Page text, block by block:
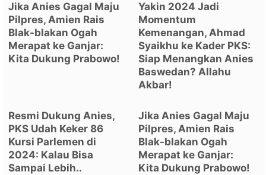
Jika Anies Gagal Maju
Pilpres, Amien Rais
Blak-blakan Ogah
Merapat ke Ganjar:
Kita Dukung Prabowo!
Yakin 2024 Jadi
Momentum
Kemenangan, Ahmad
Syaikhu ke Kader PKS:
Siap Menangkan Anies
Baswedan? Allahu
Akbar!
Resmi Dukung Anies,
PKS Udah Keker 86
Kursi Parlemen di
2024: Kalau Bisa
Sampai Lebih..
Jika Anies Gagal Maju
Pilpres, Amien Rais
Blak-blakan Ogah
Merapat ke Ganjar:
Kita Dukung Prabowo!